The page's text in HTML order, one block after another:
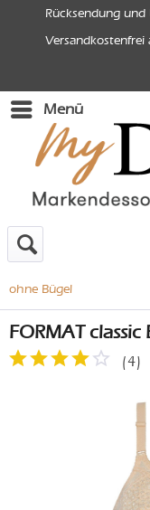
Rücksendung
Menü
ohne Bügel
FORMAT
(4)